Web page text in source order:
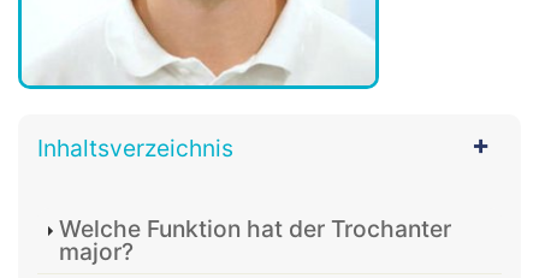
Inhaltsverzeichnis
Welche Funktion hat der Trochanter
major?